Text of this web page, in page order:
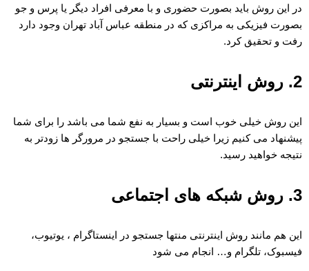
در این روش باید بصورت حضوری و با معرفی افراد دیگر یا پرس و جو
بصورت فیزیکی به مراکزی که در منطقه عباس آباد تهران وجود دارد
رفت و تحقیق کرد.
2. روش اینترنتی
این روش خیلی خوب است و بسیار به نفع شما می باشد را برای شما
پیشنهاد می کنیم زیرا خیلی راحت با جستجو در مرورگر ها زودتر به
نتیجه خواهید رسید.
3. روش شبکه های اجتماعی
این هم مانند روش اینترنتی منتها جستجو در اینستاگرام ، یوتیوب،
فیسبوک، تلگرام و… انجام می شود